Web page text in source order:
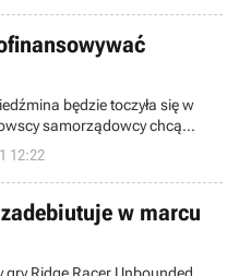
będzie toczyła się w
samorządowcy chcą
związanych z miastem i
Krakowskiej Komisji
Audiowizualnych wyszedł
Akademii Gier.
12:22
w marcu